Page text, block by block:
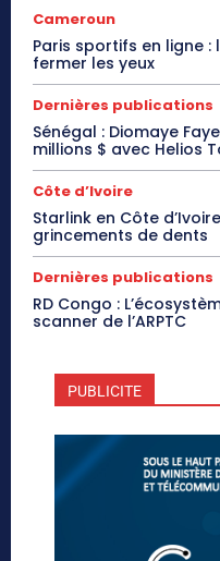
Cameroun
Paris sportifs en ligne
fermer les yeux
Dernières publications
Sénégal : Diomaye
millions $ avec Helios
Côte d’Ivoire
Starlink en Côte
grincements de dents
Dernières publications
RD Congo :
scanner de l’ARPTC
PUBLICITE